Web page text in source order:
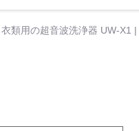
類用の超音波洗浄器 UW-X1